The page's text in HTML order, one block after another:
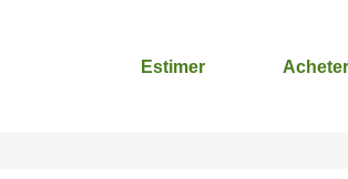
Estimer Acheter